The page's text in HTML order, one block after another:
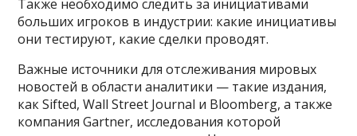
Также необходимо следить за инициативами
больших игроков в индустрии: какие инициативы
они тестируют, какие сделки проводят.
Важные источники для отслеживания мировых
новостей в области аналитики — такие издания,
как Sifted, Wall Street Journal и Bloomberg, а также
компания Gartner, исследования которой